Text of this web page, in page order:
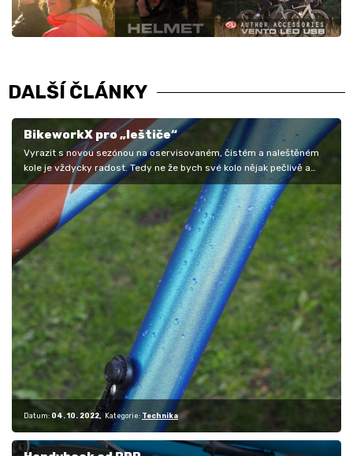
DALŠÍ ČLÁNKY
BikeworkX pro „leštiče“
Vyrazit s novou sezónou na oservisovaném, čistém a naleštěném
kole je vždycky radost. Tedy ne že bych své kolo nějak pečlivě a
často myl a…
Datum: 04. 10. 2022 Kategorie: Technika